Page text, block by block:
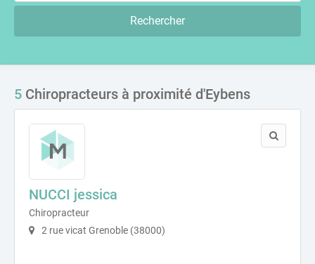
Rechercher
5 Chiropracteurs à proximité d'Eybens
NUCCI jessica
Chiropracteur
2 rue vicat Grenoble (38000)